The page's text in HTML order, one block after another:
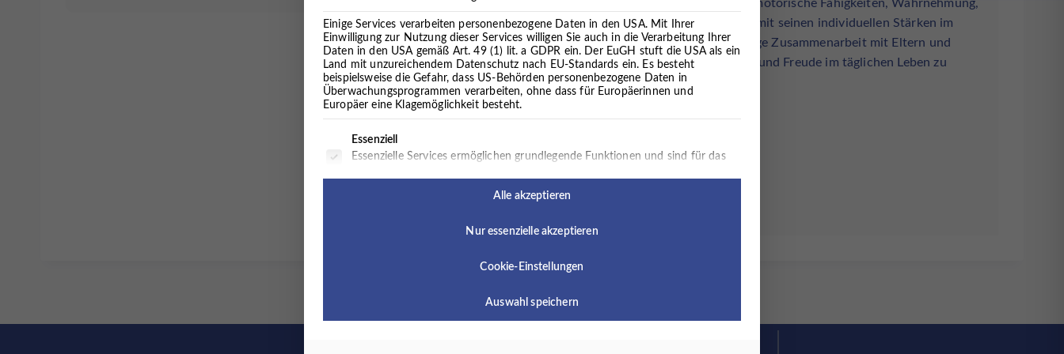
Unterstützung gebraucht wird. Spielerisch und alltagsnah fördert sie motorische Fähigkeiten, Wahrnehmung,
Konzentration und soziale Kompetenzen. Dabei steht immer das Kind mit seinen individuellen Stärken im
Mittelpunkt. Durch kreative Methoden, gezielte Übungen und eine enge Zusammenarbeit mit Eltern und
Umfeld hilft Ergotherapie Kindern, mehr Selbstständigkeit, Sicherheit und Freude im täglichen Leben zu
gewinnen.
Einige Services verarbeiten personenbezogene Daten in den USA. Mit Ihrer
Einwilligung zur Nutzung dieser Services willigen Sie auch in die Verarbeitung Ihrer
Daten in den USA gemäß Art. 49 (1) lit. a GDPR ein. Der EuGH stuft die USA als ein
Land mit unzureichendem Datenschutz nach EU-Standards ein. Es besteht
beispielsweise die Gefahr, dass US-Behörden personenbezogene Daten in
Überwachungsprogrammen verarbeiten, ohne dass für Europäerinnen und
Europäer eine Klagemöglichkeit besteht.
Es folgt eine Liste der Service-Gruppen, für die eine Einwilligung erteilt werden kann. Die erste Service-Gruppe ist essenziell
Essenziell
Essenzielle Services ermöglichen grundlegende Funktionen und sind für das
standardmäßig blockiert. Wenn externe Services akzeptiert werden, ist für
Alle akzeptieren
Nur essenzielle akzeptieren
Cookie-Einstellungen
Auswahl speichern